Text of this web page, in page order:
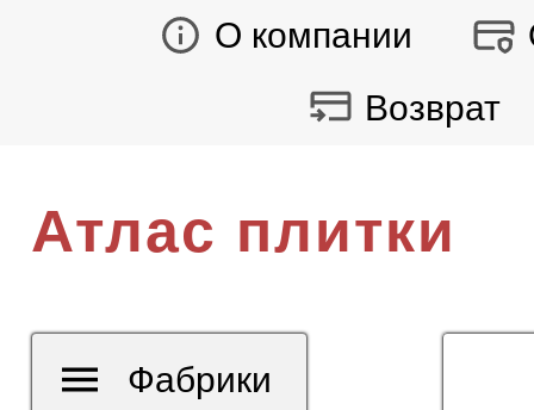
О компании
Возврат
Атлас плитки
Фабрики